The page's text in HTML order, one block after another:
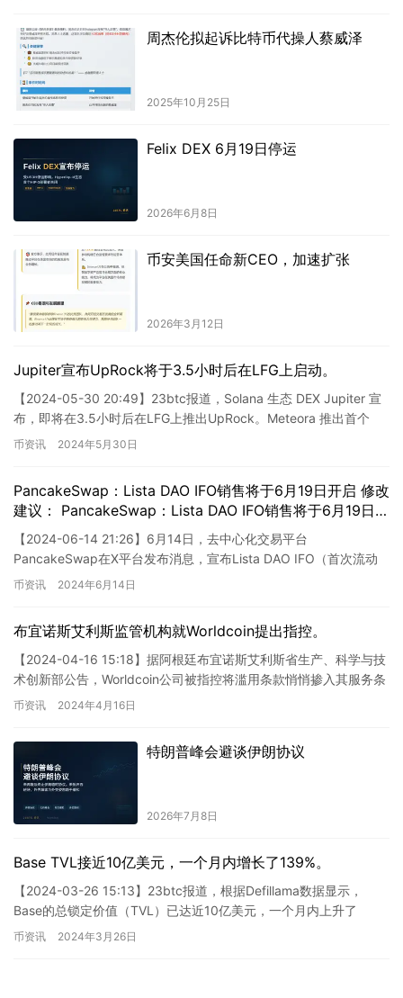
周杰伦拟起诉比特币代操人蔡威泽
2025年10月25日
Felix DEX 6月19日停运
2026年6月8日
币安美国任命新CEO，加速扩张
2026年3月12日
Jupiter宣布UpRock将于3.5小时后在LFG上启动。
【2024-05-30 20:49】23btc报道，Solana 生态 DEX Jupiter 宣
布，即将在3.5小时后在LFG上推出UpRock。Meteora 推出首个
Alph…
币资讯 2024年5月30日
PancakeSwap：Lista DAO IFO销售将于6月19日开启 修改
建议： PancakeSwap：Lista DAO IFO销售将于6月19日启
动【2024-06-14 21:26】6月14日，去中心化交易平台
PancakeSwap在X平台发布消息，宣布Lista DAO IFO（首次流动
性挖矿发行）将于北京时间6月19日1…
币资讯 2024年6月14日
布宜诺斯艾利斯监管机构就Worldcoin提出指控。
【2024-04-16 15:18】据阿根廷布宜诺斯艾利斯省生产、科学与技
术创新部公告，Worldcoin公司被指控将滥用条款悄悄掺入其服务条
款，或将面临高达10亿阿根廷比索（约1…
币资讯 2024年4月16日
特朗普峰会避谈伊朗协议
2026年7月8日
Base TVL接近10亿美元，一个月内增长了139%。
【2024-03-26 15:13】23btc报道，根据Defillama数据显示，
Base的总锁定价值（TVL）已达近10亿美元，一个月内上升了
139%。值得一提的是，去中心化交…
币资讯 2024年3月26日